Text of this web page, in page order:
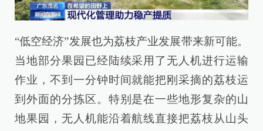
“低空经济”发展也为荔枝产业发展带来新可能。
当地部分果园已经陆续采用了无人机进行运输
作业，不到一分钟时间就能把刚采摘的荔枝运
到外面的分拣区。特别是在一些地形复杂的山
地果园，无人机能沿着航线直接把荔枝从山头